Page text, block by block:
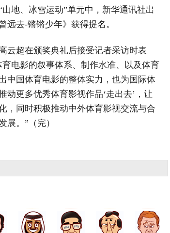
地、冰雪运动”单元中，新华通讯社出
远去-锵锵少年》获得提名。
云超在颁奖典礼后接受记者采访时表
电影的叙事体系、制作水准、以及体育
中国体育电影的整体实力，也为国际体
动更多优秀体育影视作品‘走出去’，让
，同时积极推动中外体育影视交流与合
展。”（完）